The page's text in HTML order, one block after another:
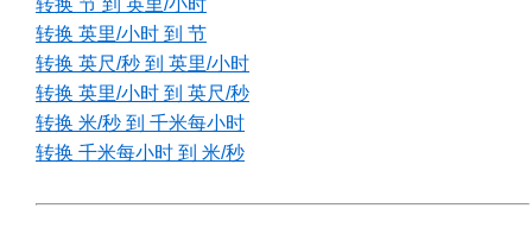
转换 节 到 英里/小时
转换 英里/小时 到 节
转换 英尺/秒 到 英里/小时
转换 英里/小时 到 英尺/秒
转换 米/秒 到 千米每小时
转换 千米每小时 到 米/秒